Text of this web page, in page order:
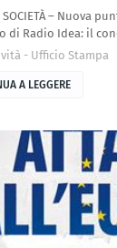
SOCIETÀ – Nuova
di Radio Idea: il
- Ufficio Stampa
A LEGGERE